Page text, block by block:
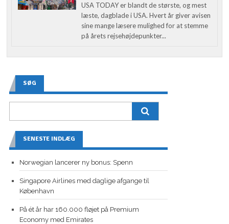
USA TODAY er blandt de største, og mest
læste, dagblade i USA. Hvert år giver avisen
sine mange læsere mulighed for at stemme
på årets rejsehøjdepunkter...
SØG
SENESTE INDLÆG
Norwegian lancerer ny bonus: Spenn
Singapore Airlines med daglige afgange til
København
På ét år har 160.000 fløjet på Premium
Economy med Emirates